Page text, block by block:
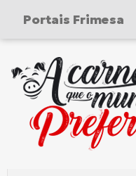
Portais Frimesa
A
carne
que